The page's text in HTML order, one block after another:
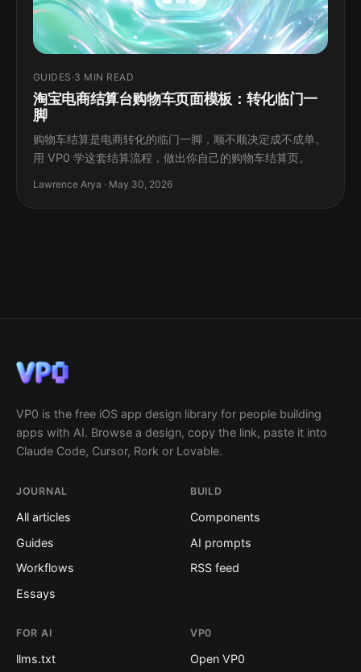
GUIDES ·3 MIN READ
淘宝电商结算台购物车页面模板：转化临门一
脚
购物车结算是电商转化的临门一脚，顺不顺决定成不成单。
用 VP0 学这套结算流程，做出你自己的购物车结算页。
Lawrence Arya · May 30, 2026
VP0 is the free iOS app design library for people building
apps with AI. Browse a design, copy the link, paste it into
Claude Code, Cursor, Rork or Lovable.
JOURNAL
All articles
Guides
Workflows
Essays
BUILD
Components
AI prompts
RSS feed
FOR AI
llms.txt
VP0
Open VP0